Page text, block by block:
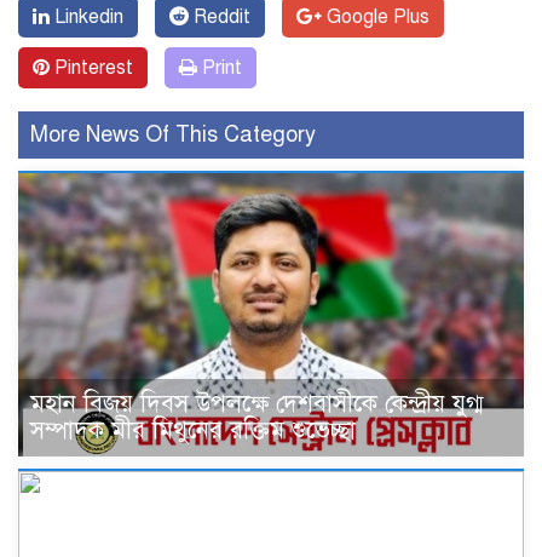
Linkedin Reddit Google Plus
Pinterest Print
More News Of This Category
মহান বিজয় দিবস উপলক্ষে দেশবাসীকে কেন্দ্রীয় যুগ্ম
সম্পাদক মীর মিথুনের রক্তিম শুভেচ্ছা